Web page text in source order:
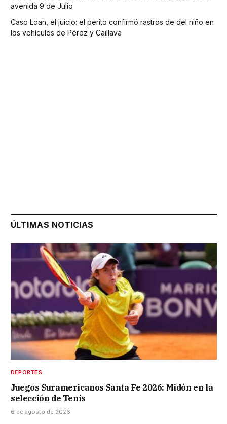
avenida 9 de Julio
Caso Loan, el juicio: el perito confirmó rastros de del niño en
los vehículos de Pérez y Caillava
ÚLTIMAS NOTICIAS
DEPORTES
Juegos Suramericanos Santa Fe 2026: Midón en la
selección de Tenis
6 de agosto de 2026